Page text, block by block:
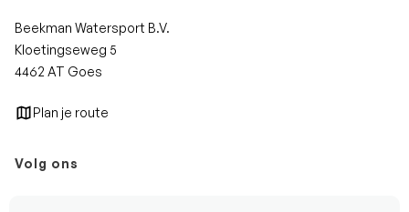
Beekman Watersport B.V.
Kloetingseweg 5
4462 AT Goes
Plan je route
Volg ons